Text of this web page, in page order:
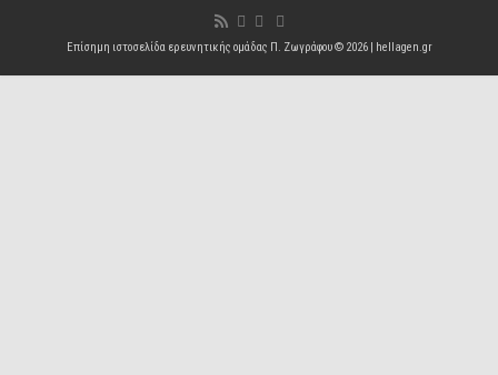
Επίσημη ιστοσελίδα ερευνητικής ομάδας Π. Ζωγράφου © 2026 | hellagen.gr